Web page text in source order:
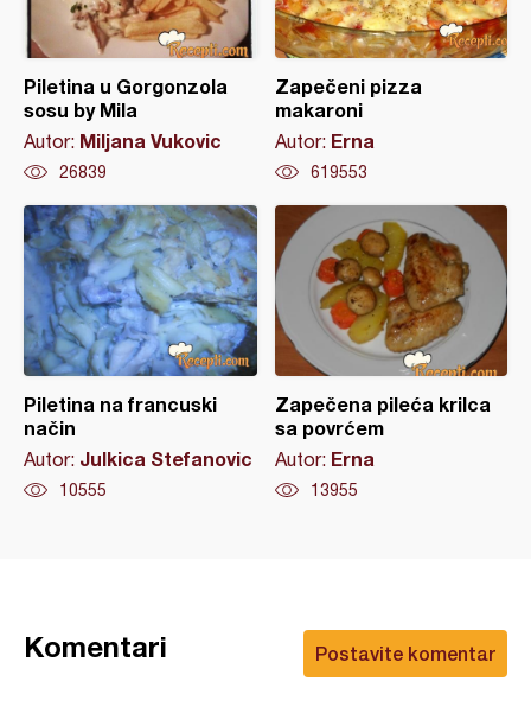
Piletina u Gorgonzola
sosu by Mila
Autor: Miljana Vukovic
26839
Zapečeni pizza
makaroni
Autor: Erna
619553
Piletina na francuski
način
Autor: Julkica Stefanovic
10555
Zapečena pileća krilca
sa povrćem
Autor: Erna
13955
Postavite komentar
Komentari